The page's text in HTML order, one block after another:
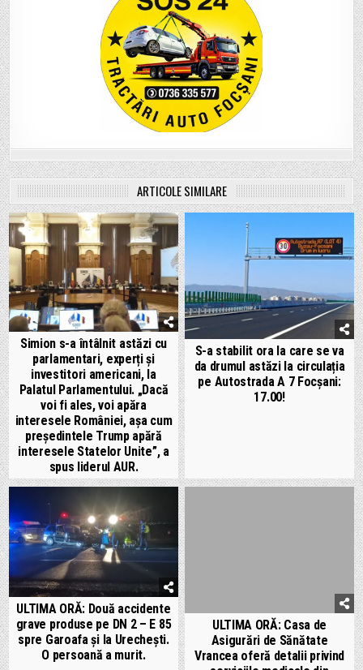
ARTICOLE SIMILARE
Simion s-a întâlnit astăzi cu
parlamentari, experți și
investitori americani, la
Palatul Parlamentului. „Dacă
voi fi ales, voi apăra
interesele României, așa cum
președintele Trump apără
interesele Statelor Unite”, a
spus liderul AUR.
S-a stabilit ora la care se va
da drumul astăzi la circulația
pe Autostrada A 7 Focșani:
17.00!
ULTIMA ORĂ: Două accidente
grave produse pe DN 2 – E 85
spre Garoafa și la Urechești.
O persoană a murit.
ULTIMA ORĂ: Casa de
Asigurări de Sănătate
Vrancea oferă detalii privind